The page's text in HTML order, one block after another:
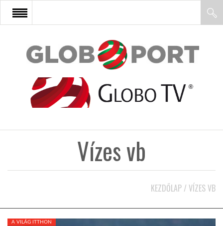
FŐOLDAL
AFRIKA
Vízes vb
KEZDŐLAP / VÍZES VB
A VILÁG ITTHON